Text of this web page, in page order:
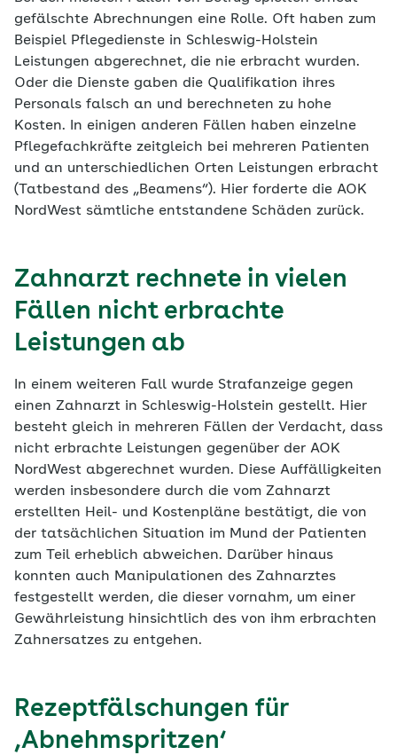
gefälschte Abrechnungen eine Rolle. Oft haben zum
Beispiel Pflegedienste in Schleswig-Holstein
Leistungen abgerechnet, die nie erbracht wurden.
Oder die Dienste gaben die Qualifikation ihres
Personals falsch an und berechneten zu hohe
Kosten. In einigen anderen Fällen haben einzelne
Pflegefachkräfte zeitgleich bei mehreren Patienten
und an unterschiedlichen Orten Leistungen erbracht
(Tatbestand des „Beamens“). Hier forderte die AOK
NordWest sämtliche entstandene Schäden zurück.
Zahnarzt rechnete in vielen
Fällen nicht erbrachte
Leistungen ab
In einem weiteren Fall wurde Strafanzeige gegen
einen Zahnarzt in Schleswig-Holstein gestellt. Hier
besteht gleich in mehreren Fällen der Verdacht, dass
nicht erbrachte Leistungen gegenüber der AOK
NordWest abgerechnet wurden. Diese Auffälligkeiten
werden insbesondere durch die vom Zahnarzt
erstellten Heil- und Kostenpläne bestätigt, die von
der tatsächlichen Situation im Mund der Patienten
zum Teil erheblich abweichen. Darüber hinaus
konnten auch Manipulationen des Zahnarztes
festgestellt werden, die dieser vornahm, um einer
Gewährleistung hinsichtlich des von ihm erbrachten
Zahnersatzes zu entgehen.
Rezeptfälschungen für
‚Abnehmspritzen‘